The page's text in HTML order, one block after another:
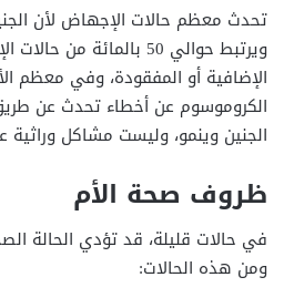
تحدث معظم حالات الإجهاض لأن
ويرتبط حوالي 50 بالمائة
الإضافية أو المفقودة، وفي معظم
الكروموسوم عن أخطاء تحدث عن
الجنين وينمو، وليست مشاكل وراثية
ظروف صحة الأم
في حالات قليلة، قد تؤدي الحالة
ومن هذه الحالات: